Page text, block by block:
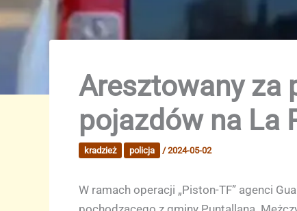
Aresztowany za
pojazdów na La
kradzież policja /2024-05-02
W ramach operacji „Piston-TF” agenci